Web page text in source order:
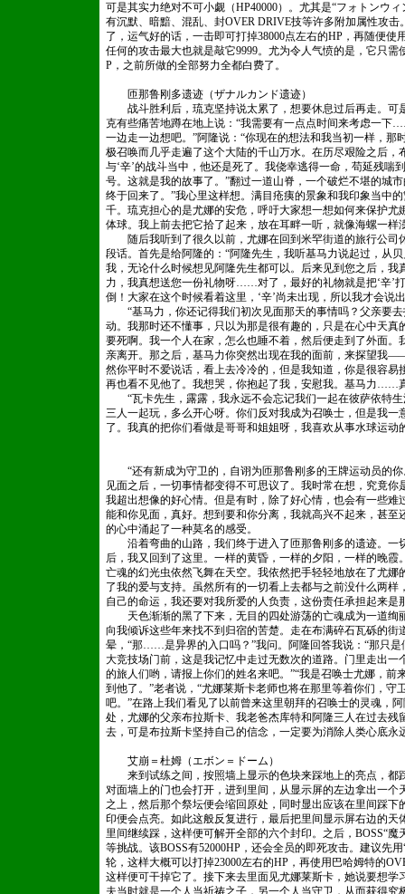
可是其实力绝对不可小觑（HP40000）。尤其是“フォトンウ
有沉默、暗黯、混乱、封OVER DRIVE技等许多附加属性攻
了，运气好的话，一击即可打掉38000点左右的HP，再随便
任何的攻击最大也就是敲它9999。尤为令人气愤的是，它只
P，之前所做的全部努力全都白费了。
匝那鲁刚多遗迹（ザナルカンド遗迹）
战斗胜利后，琉克坚持说太累了，想要休息过后再走。可
克有些痛苦地蹲在地上说：“我需要有一点点时间来考虑一下
一边走一边想吧。”阿隆说：“你现在的想法和我当初一样，
极召唤而几乎走遍了这个大陆的千山万水。在历尽艰险之后，
与‘辛’的战斗当中，他还是死了。我侥幸逃得一命，苟延残喘
号。这就是我的故事了。”翻过一道山脊，一个破烂不堪的城
终于回来了。”我心里这样想。满目疮痍的景象和我印象当中
千。琉克担心的是尤娜的安危，呼吁大家想一想如何来保护
体球。我上前去把它拾了起来，放在耳畔一听，就像海螺一样
随后我听到了很久以前，尤娜在回到米罕街道的旅行公司
段话。首先是给阿隆的：“阿隆先生，我听基马力说起过，从
我，无论什么时候想见阿隆先生都可以。后来见到您之后，
力，我真想送您一份礼物呀……对了，最好的礼物就是把‘辛’
倒！大家在这个时候看着这里，‘辛’尚未出现，所以我才会说
“基马力，你还记得我们初次见面那天的事情吗？父亲要去
动。我那时还不懂事，只以为那是很有趣的，只是在心中天真
要死啊。我一个人在家，怎么也睡不着，然后便走到了外面
亲离开。那之后，基马力你突然出现在我的面前，来探望我
然你平时不爱说话，看上去冷冷的，但是我知道，你是很容
再也看不见他了。我想哭，你抱起了我，安慰我。基马力……
“瓦卡先生，露露，我永远不会忘记我们一起在彼萨依特生
三人一起玩，多么开心呀。你们反对我成为召唤士，但是我
了。我真的把你们看做是哥哥和姐姐呀，我喜欢从事水球运动
“还有新成为守卫的，自诩为匝那鲁刚多的王牌运动员的
见面之后，一切事情都变得不可思议了。我时常在想，究竟
我超出想像的好心情。但是有时，除了好心情，也会有一些
能和你见面，真好。想到要和你分离，我就高兴不起来，甚
的心中涌起了一种莫名的感受。
沿着弯曲的山路，我们终于进入了匝那鲁刚多的遗迹。一
后，我又回到了这里。一样的黄昏，一样的夕阳，一样的晚
亡魂的幻光虫依然飞舞在天空。我依然把手轻轻地放在了尤
了我的爱与支持。虽然所有的一切看上去都与之前没什么两
自己的命运，我还要对我所爱的人负责，这份责任承担起来
天色渐渐的黑了下来，无目的四处游荡的亡魂成为一道绚
向我倾诉这些年来找不到归宿的苦楚。走在布满碎石瓦砾的
晕，“那……是异界的入口吗？”我问。阿隆回答我说：“那只
大竞技场门前，这是我记忆中走过无数次的道路。门里走出一
的旅人们哟，请报上你们的姓名来吧。”“我是召唤士尤娜，前
到他了。”老者说，“尤娜莱斯卡老师也将在那里等着你们，守
吧。”在路上我们看见了以前曾来这里朝拜的召唤士的灵魂，
处，尤娜的父亲布拉斯卡、我老爸杰库特和阿隆三人在过去
去，可是布拉斯卡坚持自己的信念，一定要为消除人类心底永
艾崩＝杜姆（エボン＝ドーム）
来到试练之间，按照墙上显示的色块来踩地上的亮点，都
对面墙上的门也会打开，进到里间，从显示屏的左边拿出一
之上，然后那个祭坛便会缩回原处，同时显出应该在里间踩
印便会点亮。如此这般反复进行，最后把里间显示屏右边的
里间继续踩，这样便可解开全部的六个封印。之后，BOSS“
等挑战。该BOSS有52000HP，还会全员的即死攻击。建议先
轮，这样大概可以打掉23000左右的HP，再使用巴哈姆特的
这样便可干掉它了。接下来去里面见尤娜莱斯卡，她说要想
夫当时就是一个人当祈祷之子，另一个人当守卫，从而获得